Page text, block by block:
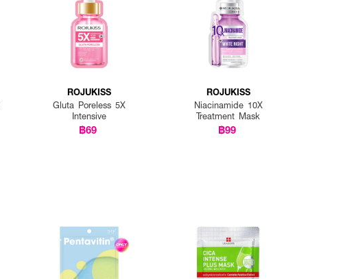
ROJUKISS
Gluta Poreless 5X
Intensive
฿69
ROJUKISS
Niacinamide 10X
Treatment Mask
฿99